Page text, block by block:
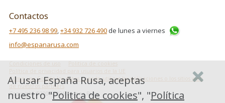
Contactos
+7 495 236 98 99,+34 932 726 490 de lunes a viernes
info@espanarusa.com
Politica de cookies
Política de privacidad para usuarios de la UE
Cómo usa Google los datos cuando utilizas las aplicaciones o los sitios web
de nuestros partners
Copyright ©2007-2026 Espana Rusa
Al usar España Rusa, aceptas
nuestro "Politica de cookies", "Política